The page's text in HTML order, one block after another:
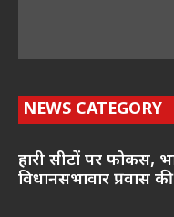
NEWS CATEGORY
हारी सीटों पर फोकस,
विधानसभावार प्रवास